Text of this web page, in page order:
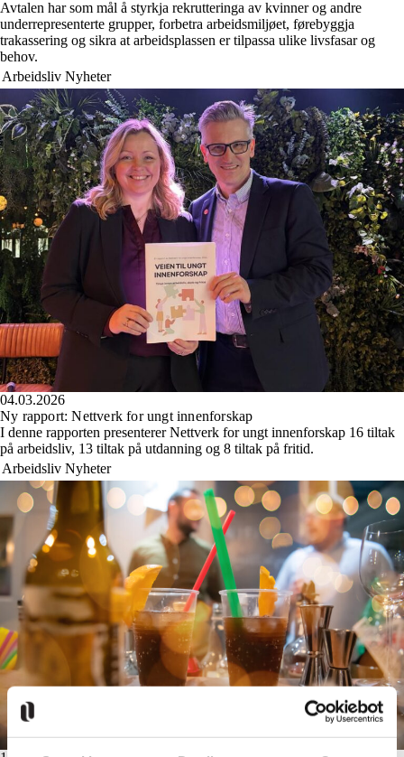
Avtalen har som mål å styrkja rekrutteringa av kvinner og andre
underrepresenterte grupper, forbetra arbeidsmiljøet, førebyggja
trakassering og sikra at arbeidsplassen er tilpassa ulike livsfasar og
behov.
Arbeidsliv Nyheter
04.03.2026
Ny rapport: Nettverk for ungt innenforskap
I denne rapporten presenterer Nettverk for ungt innenforskap 16 tiltak
på arbeidsliv, 13 tiltak på utdanning og 8 tiltak på fritid.
Arbeidsliv Nyheter